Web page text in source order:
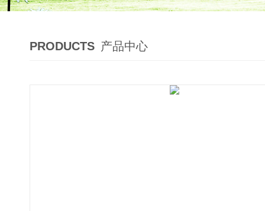
PRODUCTS 产品中心